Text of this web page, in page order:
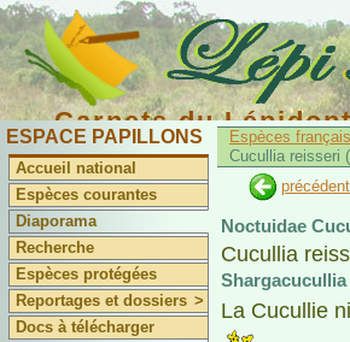
Carnets du
ESPACE PAPILLONS
Accueil national
Espèces courantes
Diaporama
Recherche
Espèces protégées
Reportages et dossiers >
Docs à télécharger
Espèces
Cucullia reisseri
précédent
Noctuidae
Cucullia
La Cucullie